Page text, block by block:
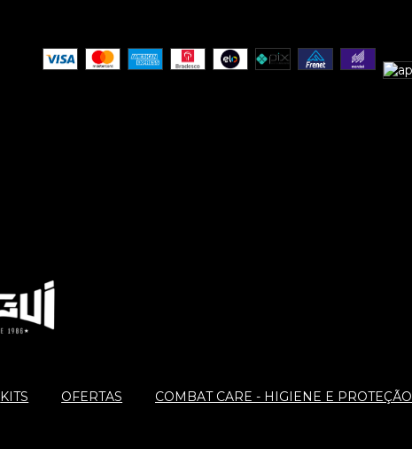
KITS OFERTAS COMBAT CARE - HIGIENE E PROTEÇÃO